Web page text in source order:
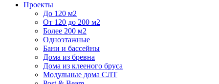
Проекты
До 120 м2
От 120 до 200 м2
Более 200 м2
Одноэтажные
Бани и бассейны
Дома из бревна
Дома из клееного бруса
Модульные дома СЛТ